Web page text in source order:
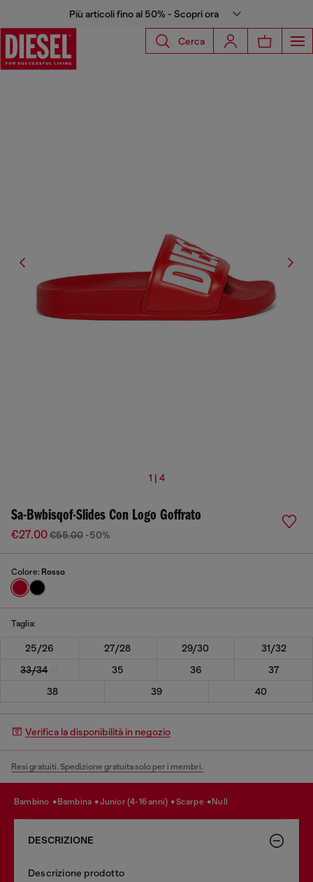
Più articoli fino al 50% - Scopri ora
Cerca
1 | 4
Sa-Bwbisqof-Slides Con Logo Goffrato
€27.00€55.00 -50%
Colore: Rosso
Taglia:
25/26 27/28 29/30
31/32
33/34
35 36
37
38
39 40
Verifica la disponibilità in negozio
Resi gratuiti. Spedizione gratuita solo per i membri.
bambino bambina junior (4-16 anni) scarpe null
DESCRIZIONE
Descrizione prodotto